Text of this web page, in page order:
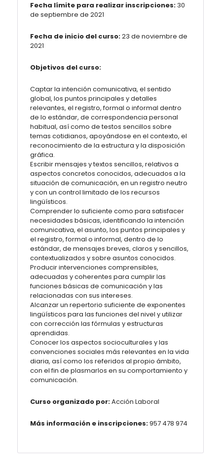
Fecha límite para realizar inscripciones: 30
de septiembre de 2021
Fecha de inicio del curso:23 de noviembre de
2021
Objetivos del curso:
Captar la intención comunicativa, el sentido
global, los puntos principales y detalles
relevantes, el registro, formal o informal dentro
de lo estándar, de correspondencia personal
habitual, así como de testos sencillos sobre
temas cotidianos, apoyándose en el contexto, el
reconocimiento de la estructura y la disposición
gráfica.
Escribir mensajes y textos sencillos, relativos a
aspectos concretos conocidos, adecuados a la
situación de comunicación, en un registro neutro
y con un control limitado de los recursos
lingüísticos.
Comprender lo suficiente como para satisfacer
necesidades básicas, identificando la intención
comunicativa, el asunto, los puntos principales y
el registro, formal o informal, dentro de lo
estándar, de mensajes breves, claros y sencillos,
contextualizados y sobre asuntos conocidos.
Producir intervenciones comprensibles,
adecuadas y coherentes para cumplir las
funciones básicas de comunicación y las
relacionadas con sus intereses.
Alcanzar un repertorio suficiente de exponentes
lingüísticos para las funciones del nivel y utilizar
con corrección las fórmulas y estructuras
aprendidas.
Conocer los aspectos socioculturales y las
convenciones sociales más relevantes en la vida
diaria, así como los referidos al propio ámbito,
con el fin de plasmarlos en su comportamiento y
comunicación.
Curso organizado por:Acción Laboral
Más información e inscripciones:957 478 974